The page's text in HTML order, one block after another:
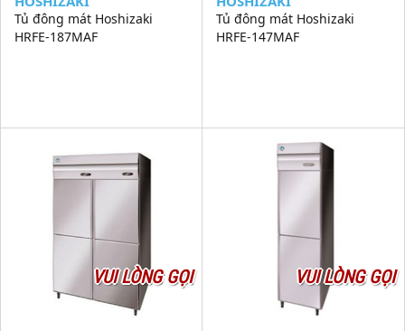
Tủ đông mát Hoshizaki
HRFE-187MAF
Tủ đông mát Hoshizaki
HRFE-147MAF
VUI LÒNG GỌI VUI LÒNG GỌI